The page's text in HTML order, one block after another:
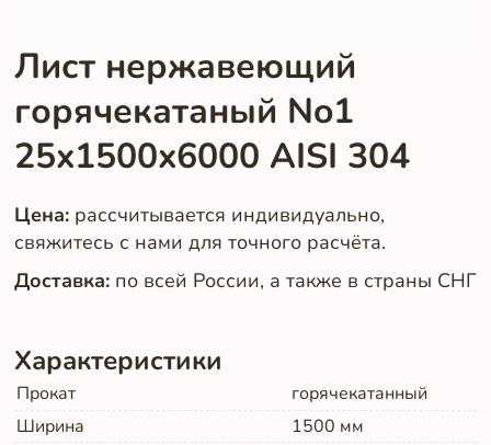
Лист нержавеющий
горячекатаный No1
25x1500x6000 AISI 304
Цена: рассчитывается индивидуально,
свяжитесь с нами для точного расчёта.
Доставка: по всей России, а также в страны СНГ
Характеристики
Прокат
горячекатанный
Ширина
1500 мм